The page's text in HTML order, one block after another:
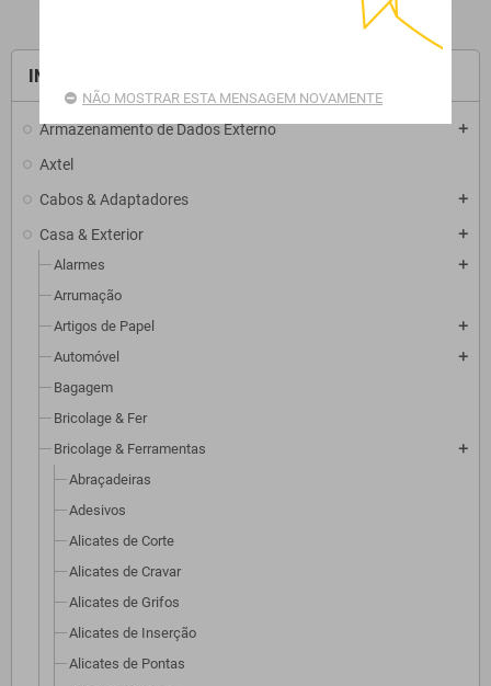
INÍCIO
Armazenamento de Dados Externo add
Axtel
Cabos & Adaptadores
add
Casa & Exterior add
Alarmes add
Arrumação
Artigos de Papel
add
Automóvel add
Bagagem
Bricolage & Fer
Bricolage & Ferramentas
add
Abraçadeiras
Adesivos
Alicates de Corte
Alicates de Cravar
Alicates de Grifos
Alicates de Inserção
Alicates de Pontas
NÃO MOSTRAR ESTA MENSAGEM NOVAMENTE